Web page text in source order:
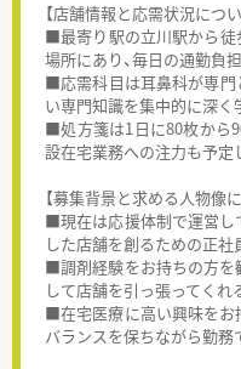
【店舗情報と応需状況につい
■最寄り駅の立川駅から徒
場所にあり、毎日の通勤負
■応需科目は耳鼻科が専門
い専門知識を集中的に深く
■処方箋は1日に80枚から
設在宅業務への注力も予定
【募集背景と求める人物像
■現在は応援体制で運営し
した店舗を創るための正社
■調剤経験をお持ちの方を
して店舗を引っ張ってくれ
■在宅医療に高い興味をお
バランスを保ちながら勤務